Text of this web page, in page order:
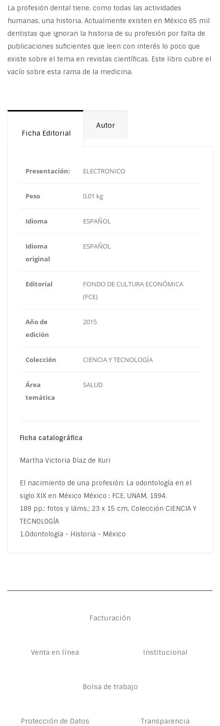
La profesión dental tiene, como todas las actividades
humanas, una historia. Actualmente existen en México 65 mil
dentistas que ignoran la historia de su profesión por falta de
publicaciones suficientes que leen con interés lo poco que
existe sobre el tema en revistas científicas. Este libro cubre el
vacío sobre esta rama de la medicina.
Ficha Editorial
Autor
Presentación: ELECTRONICO
Peso 0.01 kg
Idioma ESPAÑOL
Idioma
original
ESPAÑOL
Editorial
FONDO DE CULTURA ECONÓMICA
(FCE)
Año de
edición
2015
Colección CIENCIA Y TECNOLOGÍA
Área
temática
SALUD
Ficha catalográfica
Martha Victoria Díaz de Kuri
El nacimiento de una profesión: La odontología en el
siglo XIX en México México : FCE, UNAM, 1994.
189 pp.: fotos y láms.; 23 x 15 cm, Colección CIENCIA Y
TECNOLOGÍA
1.Odontología - Historia - México
Facturación
Venta en línea Institucional
Bolsa de trabajo
Protección de Datos Transparencia